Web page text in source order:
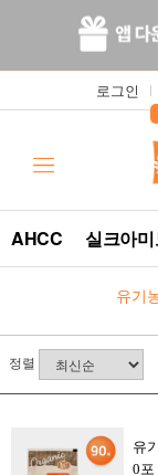
로그인
AHCC 실크아
유기
정렬
유
0포